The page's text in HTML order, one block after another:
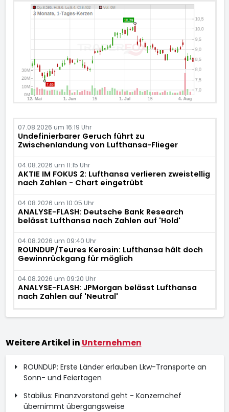
07.08.2026 um 16:19 Uhr
Undefinierbarer Geruch führt zu
Zwischenlandung von Lufthansa-Flieger
04.08.2026 um 11:15 Uhr
AKTIE IM FOKUS 2: Lufthansa verlieren zweistellig
nach Zahlen - Chart eingetrübt
04.08.2026 um 10:05 Uhr
ANALYSE-FLASH: Deutsche Bank Research
belässt Lufthansa nach Zahlen auf 'Hold'
04.08.2026 um 09:40 Uhr
ROUNDUP/Teures Kerosin: Lufthansa hält doch
Gewinnrückgang für möglich
04.08.2026 um 09:20 Uhr
ANALYSE-FLASH: JPMorgan belässt Lufthansa
nach Zahlen auf 'Neutral'
Weitere Artikel in Unternehmen
ROUNDUP: Erste Länder erlauben Lkw-Transporte an
Sonn- und Feiertagen
Stabilus: Finanzvorstand geht - Konzernchef
übernimmt übergangsweise